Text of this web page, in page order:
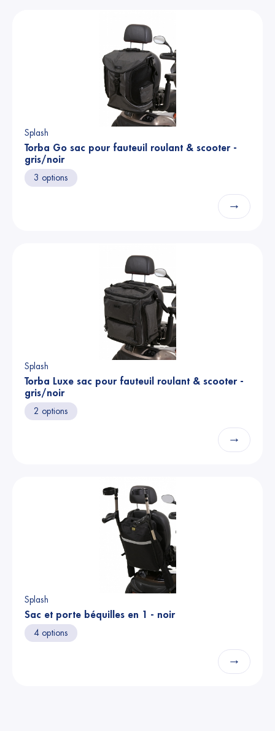
Splash
Torba Go sac pour fauteuil roulant & scooter -
gris/noir
3 options
→
Splash
Torba Luxe sac pour fauteuil roulant & scooter -
gris/noir
2 options
→
Splash
Sac et porte béquilles en 1 - noir
4 options
→